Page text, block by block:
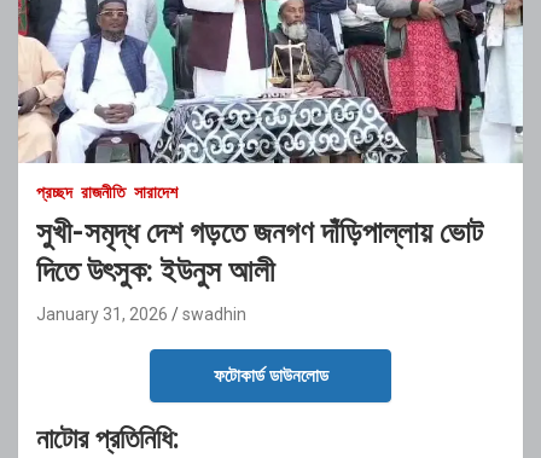
প্রচ্ছদ রাজনীতি সারাদেশ
সুখী-সমৃদ্ধ দেশ গড়তে জনগণ দাঁড়িপাল্লায় ভোট
দিতে উৎসুক: ইউনুস আলী
January 31, 2026 swadhin
ফটোকার্ড ডাউনলোড
নাটোর প্রতিনিধি: